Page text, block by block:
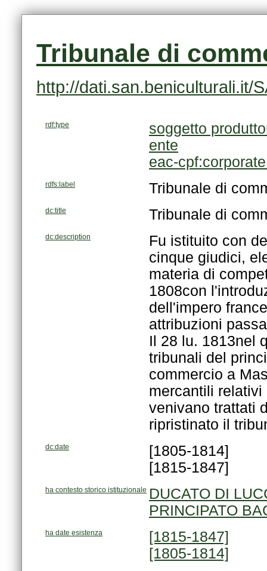
Tribunale di
http://dati.san.beniculturali.it/
rdf:type
soggetto
ente
eac-
rdfs:label Tribunale di
dc:title Tribunale di
dc:description
ripristinato il
dc:date
[1805-1814]
[1815-1847]
ha contesto storico istituzionale DUCATO DI
PRINCIPATO
ha date esistenza
[1815-1847]
[1805-1814]